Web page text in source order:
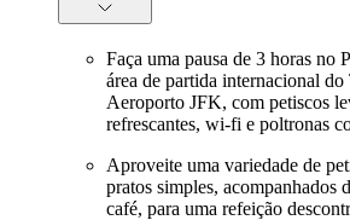
Faça uma pausa de 3 horas no
área de partida internacional
Aeroporto JFK, com petiscos
refrescantes, wi-fi e poltronas
Aproveite uma variedade de
pratos simples, acompanhados
café, para uma refeição